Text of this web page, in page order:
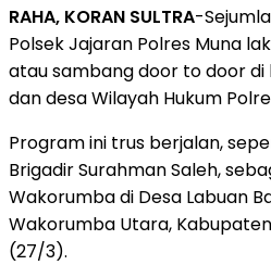
RAHA, KORAN SULTRA-
Polsek Jajaran Polres Muna
atau sambang door to door
dan desa Wilayah Hukum
Program ini trus berjalan,
Brigadir Surahman Saleh,
Wakorumba di Desa Labuan
Wakorumba Utara,
(27/3).